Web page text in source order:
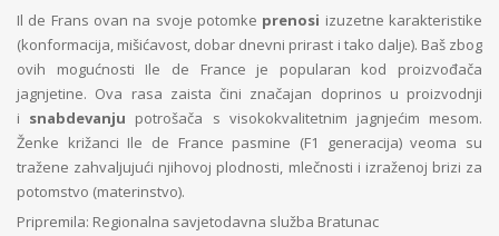
Il de Frans ovan na svoje potomke prenosi izuzetne karakteristike
(konformacija, mišićavost, dobar dnevni prirast i tako dalje). Baš zbog
ovih mogućnosti Ile de France je popularan kod proizvođača
jagnjetine. Ova rasa zaista čini značajan doprinos u proizvodnji
i snabdevanju potrošača s visokokvalitetnim jagnjećim mesom.
Ženke križanci Ile de France pasmine (F1 generacija) veoma su
tražene zahvaljujući njihovoj plodnosti, mlečnosti i izraženoj brizi za
potomstvo (materinstvo).
Pripremila: Regionalna savjetodavna služba Bratunac